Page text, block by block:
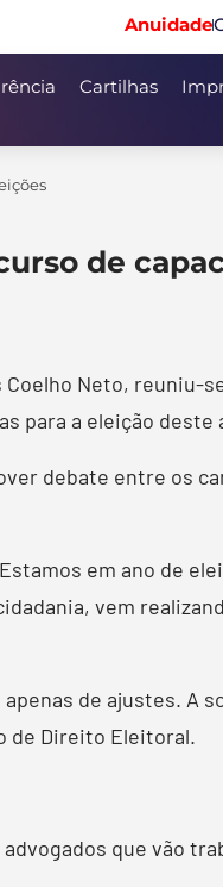
Anuidade
Cartilhas
de
Coelho Neto, reuniu-
para a eleição deste
debate entre os
em ano de
vem
de ajustes. A
de Direito Eleitoral.
que vão